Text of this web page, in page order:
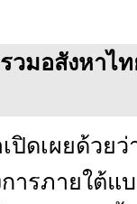
วมอสังหาไ
ปิดเผยด้วย
ารภายใต้